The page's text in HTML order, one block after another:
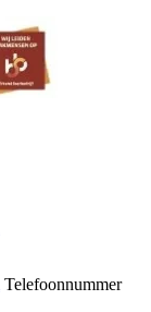
Telefoonnummer